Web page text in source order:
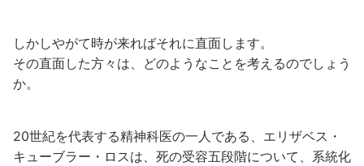
しかしやがて時が来ればそれに直面します。
その直面した方々は、どのようなことを考えるのでしょう
か。
20世紀を代表する精神科医の一人である、エリザベス・
キューブラー・ロスは、死の受容五段階について、系統化